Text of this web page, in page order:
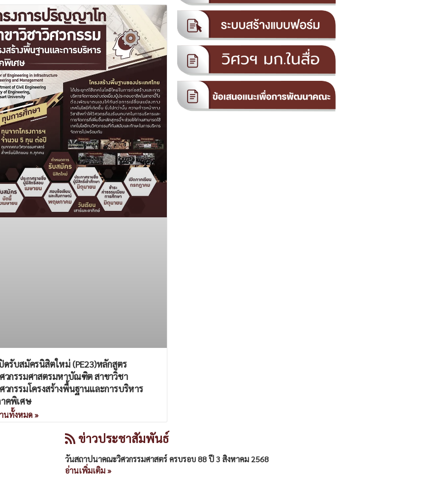
ดรับสมัครนิสิตใหม่ (PE23)หลักสูตร
วกรรมศาสตรมหาบัณฑิต สาขาวิชา
วกรรมโครงสร้างพื้นฐานและการบริหาร
คพิเศษ
นทั้งหมด »
ข่าวประชาสัมพันธ์
วันสถาปนาคณะวิศวกรรมศาสตร์ ครบรอบ 88 ปี 3 สิงหาคม 2568
อ่านเพิ่มเติม »